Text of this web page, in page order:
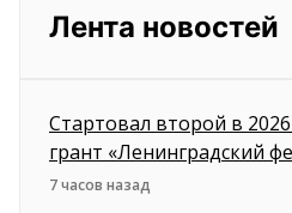
Лента новостей
Стартовал второй в
грант «Ленинградский
7 часов назад